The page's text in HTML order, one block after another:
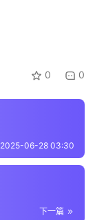
0 0
2025-06-28 03:30
下一篇